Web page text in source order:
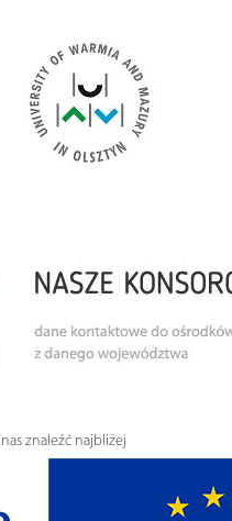
znaleźć najbliżej